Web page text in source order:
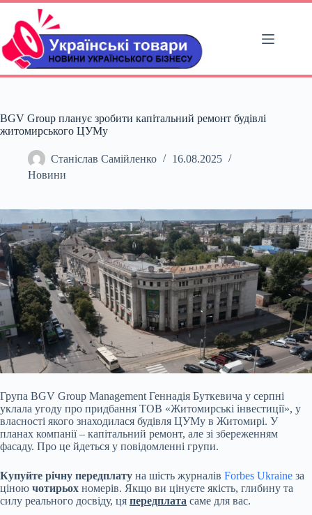
Перейти
вмісту
BGV Group планує зробити капітальний ремонт будівлі
житомирського ЦУМу
Станіслав Самійленко
16.08.2025
Новини
Група BGV Group Management Геннадія Буткевича у серпні
уклала угоду про придбання ТОВ «Житомирські інвестиції», у
власності якого знаходилася будівля ЦУМу в Житомирі. У
планах компанії – капітальний ремонт, але зі збереженням
фасаду. Про це йдеться у повідомленні групи.
Купуйте річну передплату на шість журналів Forbes Ukraine за
ціною чотирьох номерів. Якщо ви цінуєте якість, глибину та
силу реального досвіду, ця передплата саме для вас.